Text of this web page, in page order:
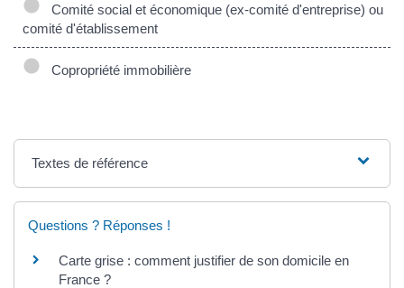
Comité social et économique (ex-comité d'entreprise) ou
comité d'établissement
Copropriété immobilière
Textes de référence
Questions ? Réponses !
Carte grise : comment justifier de son domicile en
France ?